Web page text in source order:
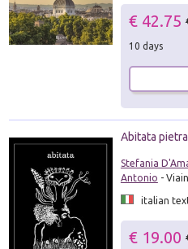
€ 42.75
10 days
Abitata
Stefania
Antonio -
italian
€ 19.00